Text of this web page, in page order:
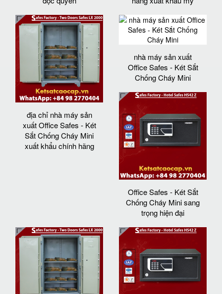
địa chỉ nhà máy sản
xuất Office Safes - Két
Sắt Chống Cháy Mini
xuất khẩu chính hãng
nhà máy sản xuất
Office Safes - Két Sắt
Chống Cháy Mini
Office Safes - Két Sắt
Chống Cháy Mini sang
trọng hiện đại